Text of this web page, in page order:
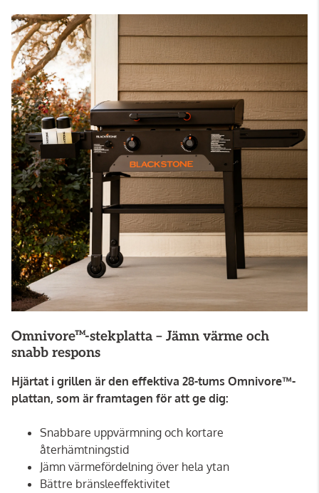
Omnivore™-stekplatta – Jämn värme och
snabb respons
Hjärtat i grillen är den effektiva 28-tums Omnivore™-
plattan, som är framtagen för att ge dig:
Snabbare uppvärmning och kortare
återhämtningstid
Jämn värmefördelning över hela ytan
Bättre bränsleeffektivitet